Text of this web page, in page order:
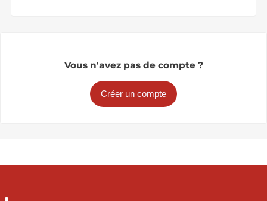
Vous n'avez pas de compte ?
Créer un compte